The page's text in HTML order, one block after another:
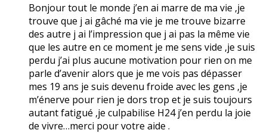
Bonjour tout le monde j’en ai marre de ma vie ,je
trouve que j ai gâché ma vie je me trouve bizarre
des autre j ai l’impression que j ai pas la même vie
que les autre en ce moment je me sens vide ,je suis
perdu j’ai plus aucune motivation pour rien on me
parle d’avenir alors que je me vois pas dépasser
mes 19 ans je suis devenu froide avec les gens ,je
m’énerve pour rien je dors trop et je suis toujours
autant fatigué ,je culpabilise H24 j’en perdu la joie
de vivre…merci pour votre aide .